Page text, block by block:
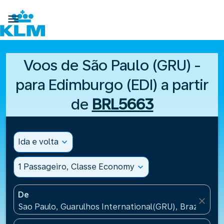

Voos de São Paulo (GRU) -
para Edimburgo (EDI) a partir
de BRL5663
Ida e volta expand_more
1 Passageiro, Classe Economy expand_more
De
Sao Paulo, Guarulhos International(GRU), Brazil
close